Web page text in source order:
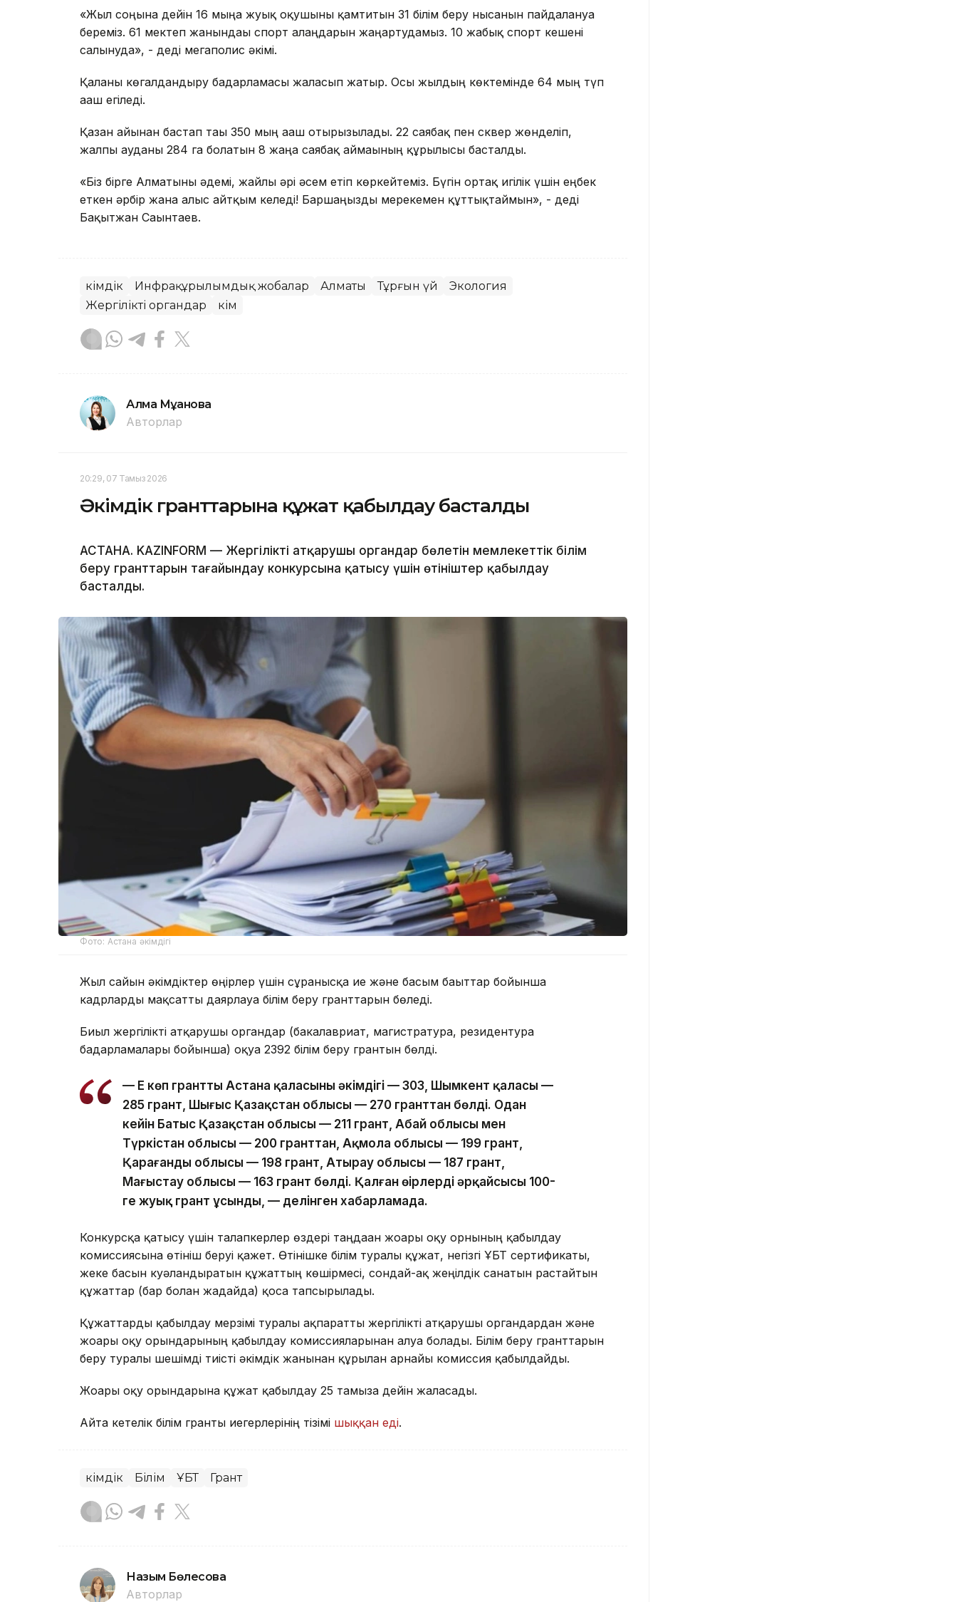
«Жыл соңына дейін 16 мыңға жуық оқушыны қамтитын 31 білім беру нысанын пайдалануға
береміз. 61 мектеп жанындағы спорт алаңдарын жаңартудамыз. 10 жабық спорт кешені
салынуда», - деді мегаполис әкімі.
Қаланы көгалдандыру бағдарламасы жалғасып жатыр. Осы жылдың көктемінде 64 мың түп
ағаш егіледі.
Қазан айынан бастап тағы 350 мың ағаш отырғызылады. 22 саябақ пен сквер жөнделіп,
жалпы ауданы 284 га болатын 8 жаңа саябақ аймағының құрылысы басталды.
«Біз бірге Алматыны әдемі, жайлы әрі әсем етіп көркейтеміз. Бүгін ортақ игілік үшін еңбек
еткен әрбір жанға алғыс айтқым келеді! Баршаңызды мерекемен құттықтаймын», - деді
Бақытжан Сағынтаев.
Әкімдік Инфрақұрылымдық жобалар Алматы Тұрғын үй
Экология
Жергілікті органдар
Әкім
Алма Мұқанова
Авторлар
20:29, 07 Тамыз 2026
Әкімдік гранттарына құжат қабылдау басталды
АСТАНА. KAZINFORM — Жергілікті атқарушы органдар бөлетін мемлекеттік білім
беру гранттарын тағайындау конкурсына қатысу үшін өтініштер қабылдау
басталды.
Фото: Астана әкімдігі
Жыл сайын әкімдіктер өңірлер үшін сұранысқа ие және басым бағыттар бойынша
кадрларды мақсатты даярлауға білім беру гранттарын бөледі.
Биыл жергілікті атқарушы органдар (бакалавриат, магистратура, резидентура
бағдарламалары бойынша) оқуға 2392 білім беру грантын бөлді.
— Ең көп грантты Астана қаласының әкімдігі — 303, Шымкент қаласы —
285 грант, Шығыс Қазақстан облысы — 270 гранттан бөлді. Одан
кейін Батыс Қазақстан облысы — 211 грант, Абай облысы мен
Түркістан облысы — 200 гранттан, Ақмола облысы — 199 грант,
Қарағанды облысы — 198 грант, Атырау облысы — 187 грант,
Маңғыстау облысы — 163 грант бөлді. Қалған өңірлердің әрқайсысы 100-
ге жуық грант ұсынды, — делінген хабарламада.
Конкурсқа қатысу үшін талапкерлер өздері таңдаған жоғары оқу орнының қабылдау
комиссиясына өтініш беруі қажет. Өтінішке білім туралы құжат, негізгі ҰБТ сертификаты,
жеке басын куәландыратын құжаттың көшірмесі, сондай-ақ жеңілдік санатын растайтын
құжаттар (бар болған жағдайда) қоса тапсырылады.
Құжаттарды қабылдау мерзімі туралы ақпаратты жергілікті атқарушы органдардан және
жоғары оқу орындарының қабылдау комиссияларынан алуға болады. Білім беру гранттарын
беру туралы шешімді тиісті әкімдік жанынан құрылған арнайы комиссия қабылдайды.
Жоғары оқу орындарына құжат қабылдау 25 тамызға дейін жалғасады.
Айта кетелік білім гранты иегерлерінің тізімі шыққан еді.
Әкімдік Білім ҰБТ Грант
Назым Бөлесова
Авторлар